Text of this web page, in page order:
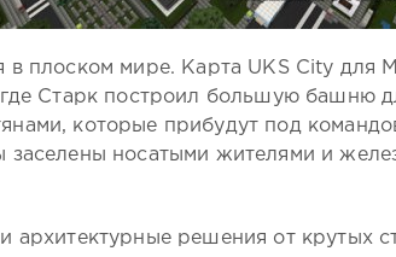
в плоском мире. Карта UKS City для
где Старк построил большую башню
которые прибудут под
заселены носатыми жителями и
архитектурные решения от крутых